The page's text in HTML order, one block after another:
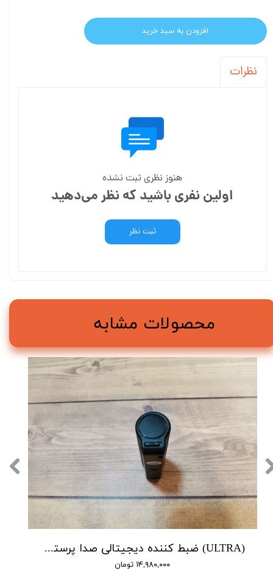
افزودن به سبد خرید
نظرات
هنوز نظری ثبت نشده
اولین نفری باشید که نظر می‌دهید
ثبت نظر
(ULTRA) ضبط کننده دیجیتالی صدا پرستیژ - 10 روز ضبط متوالی -مگنتی- کیفیت 350db - دارای سنسور صدا
۱۴,۹۸۰,۰۰۰ تومان
محصولات مشابه